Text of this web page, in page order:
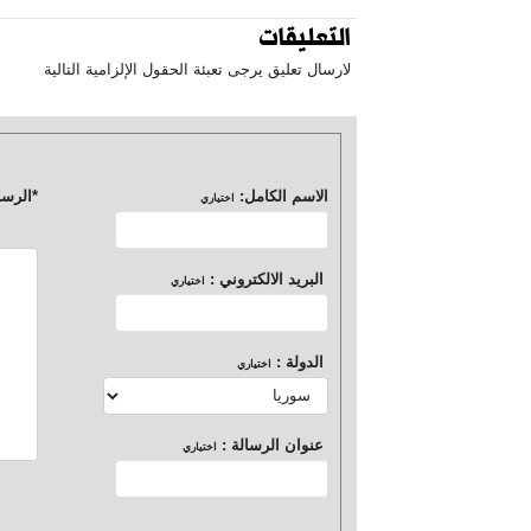
التعليقات
لارسال تعليق يرجى تعبئة الحقول الإلزامية التالية
الاسم الكامل: اختياري *
البريد الالكتروني : اختياري
الدولة : اختياري
عنوان الرسالة : اختياري